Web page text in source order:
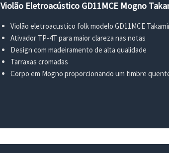
Violão Eletroacústico GD11MCE Mogno
Violão eletroacustico folk modelo GD11MCE
Ativador TP-4T para maior clareza nas notas
Design com madeiramento de alta qualidade
Tarraxas cromadas
Corpo em Mogno proporcionando um timbre